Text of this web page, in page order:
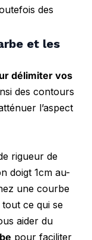
des
et les
délimiter vos
des contours
l’aspect
rigueur de
doigt 1cm au-
une courbe
tout ce qui se
aider du
pour faciliter